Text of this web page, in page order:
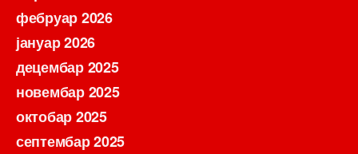
фебруар 2026
јануар 2026
децембар 2025
новембар 2025
октобар 2025
септембар 2025